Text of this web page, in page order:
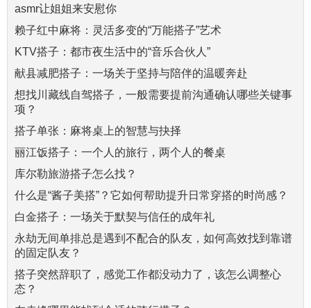
asmr让姐姐来安慰你
赖子红中麻将：灵活多变的“万能搭子”艺术
KTV搭子：都市夜生活中的“音乐合伙人”
献县减肥搭子：一场关于坚持与陪伴的温暖奔赴
想找川藏线自驾搭子，一般需要提前沟通确认哪些关键事
项？
搭子单张：麻将桌上的智慧与抉择
丽江饭搭子：一个人的旅行，两个人的餐桌
库尔勒旅游搭子怎么找？
什么是“酱子美搭”？它如何帮助提升日常穿搭的时尚感？
白金搭子：一场关于默契与信任的成年礼
永劫无间单排总是遇到不配合的队友，如何高效找到靠谱
的固定队友？
搭子突然辞职了，感觉工作都没动力了，该怎么调整心
态？